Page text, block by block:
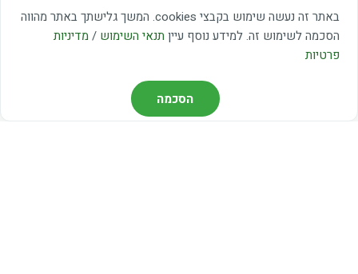
באתר זה נעשה שימוש בקבצי cookies. המשך גלישתך באתר מהווה
הסכמה לשימוש זה. למידע נוסף עיין תנאי השימוש / מדיניות
פרטיות
הסכמה
09:00 - 15:00
שבת
20:00 - 23:00